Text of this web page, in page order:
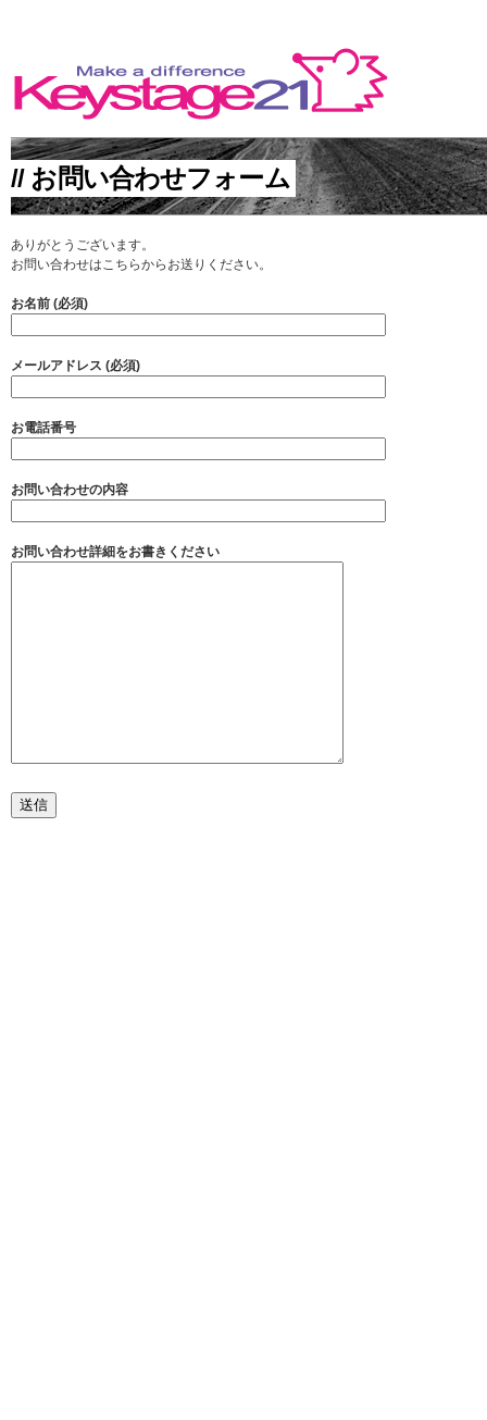
MAKE A DIFFERENCE
// お問い合わせフォーム
ありがとうございます。
お問い合わせはこちらからお送りください。
お名前 (必須)
メールアドレス (必須)
お電話番号
お問い合わせの内容
お問い合わせ詳細をお書きください